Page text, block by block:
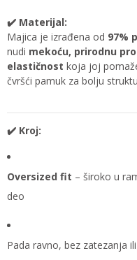
✔️ Materijal:
Majica je izrađena od 97%
nudi mekoću, prirodnu
elastičnost koja joj
čvršći pamuk za bolju
✔️ Kroj:
Oversized fit – široko u
deo
Pada ravno, bez zatezanja